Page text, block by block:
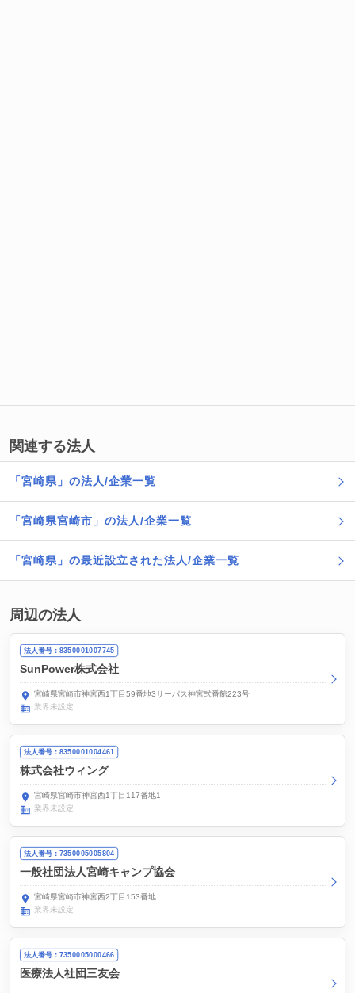
関連する法人
「宮崎県」の法人/企業一覧
「宮崎県宮崎市」の法人/企業一覧
「宮崎県」の最近設立された法人/企業一覧
周辺の法人
法人番号：8350001007745
SunPower株式会社
宮崎県宮崎市神宮西1丁目59番地3サーパス神宮弐番館223号
業界未設定
法人番号：8350001004461
株式会社ウィング
宮崎県宮崎市神宮西1丁目117番地1
業界未設定
法人番号：7350005005804
一般社団法人宮崎キャンプ協会
宮崎県宮崎市神宮西2丁目153番地
業界未設定
法人番号：7350005000466
医療法人社団三友会